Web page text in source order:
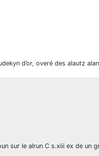
d’or, overé des alautz
sur le alrun C s.xiii ex de